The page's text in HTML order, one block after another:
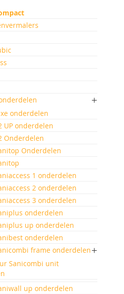
onderdelen
UP onderdelen
Onderdelen
Onderdelen
1 onderdelen
2 onderdelen
3 onderdelen
onderdelen
up onderdelen
onderdelen
frame onderdelen
Sanicombi unit
up onderdelen